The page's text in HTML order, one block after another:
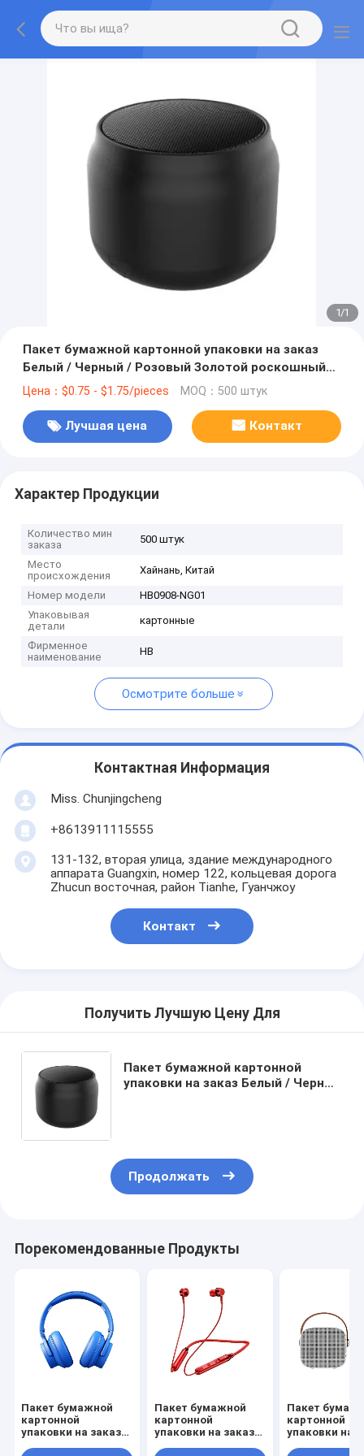
1/1
Пакет бумажной картонной упаковки на заказ
Белый / Черный / Розовый Золотой роскошный
магнитный подарочный ящик с застежкой
Цена：$0.75 - $1.75/pieces MOQ：500 штук
Лучшая цена Контакт
Характер Продукции
Количество мин
заказа
500 штук
Место
происхождения
Хайнань, Китай
Номер модели
HB0908-NG01
Упаковывая
детали
картонные
Фирменное
наименование
HB
Осмотрите больше
Контактная Информация
Miss. Chunjingcheng
+8613911115555
131-132, вторая улица, здание международного
аппарата Guangxin, номер 122, кольцевая дорога
Zhucun восточная, район Tianhe, Гуанчжоу
Контакт
Получить Лучшую Цену Для
Пакет бумажной картонной
упаковки на заказ Белый / Черный
Продолжать
Порекомендованные Продукты
Пакет бумажной
картонной
упаковки на заказ
Пакет бумажной
картонной
упаковки на заказ
Пакет
картонной
упаковки на